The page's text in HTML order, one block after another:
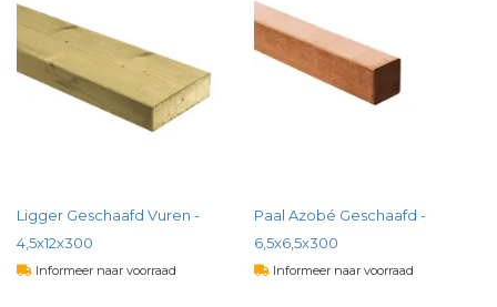
Ligger Geschaafd Vuren -
4,5x12x300
Informeer naar voorraad
Paal Azobé Geschaafd -
6,5x6,5x300
Informeer naar voorraad